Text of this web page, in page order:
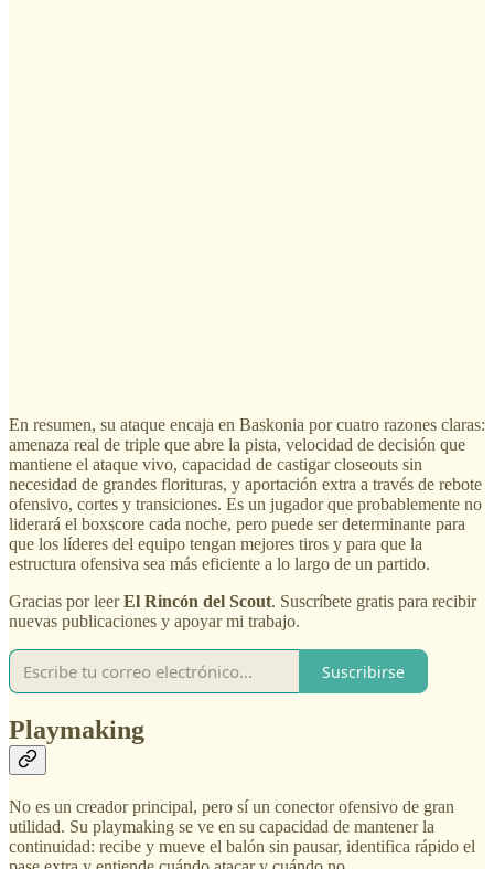
En resumen, su ataque encaja en Baskonia por cuatro razones claras:
amenaza real de triple que abre la pista, velocidad de decisión que
mantiene el ataque vivo, capacidad de castigar closeouts sin
necesidad de grandes florituras, y aportación extra a través de rebote
ofensivo, cortes y transiciones. Es un jugador que probablemente no
liderará el boxscore cada noche, pero puede ser determinante para
que los líderes del equipo tengan mejores tiros y para que la
estructura ofensiva sea más eficiente a lo largo de un partido.
Gracias por leerEl Rincón del Scout. Suscríbete gratis para recibir
nuevas publicaciones y apoyar mi trabajo.
Suscribirse
Playmaking
No es un creador principal, pero sí un conector ofensivo de gran
utilidad. Su playmaking se ve en su capacidad de mantener la
continuidad: recibe y mueve el balón sin pausar, identifica rápido el